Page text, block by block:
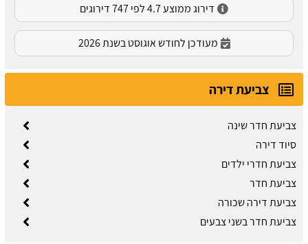
דירוג ממוצע 4.7 לפי 747 דירוגים
מעודכן לחודש אוגוסט בשנת 2026
צביעת דירה
צביעת חדר שינה
סיוד דירה
צביעת חדרי ילדים
צביעת חדר
צביעת דירה שכורה
צביעת חדר בשני צבעים